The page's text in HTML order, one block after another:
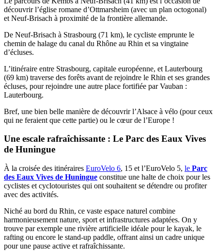
découvrir l’église romane d’Ottmarsheim (avec un plan octogonal)
et Neuf-Brisach à proximité de la frontière allemande.
De Neuf-Brisach à Strasbourg (71 km), le cycliste emprunte le
chemin de halage du canal du Rhône au Rhin et sa vingtaine
d’écluses.
L’itinéraire entre Strasbourg, capitale européenne, et Lauterbourg
(69 km) traverse des forêts avant de rejoindre le Rhin et ses grandes
écluses, pour rejoindre une autre place fortifiée par Vauban :
Lauterbourg.
Bref, une bien belle manière de découvrir l’Alsace à vélo (pour ceux
qui ne feraient que cette partie) ou le cœur de l’Europe !
Une escale rafraîchissante : Le Parc des Eaux Vives
de Huningue
À la croisée des itinéraires EuroVelo 6, 15 et l’EuroVelo 5, le Parc
des Eaux Vives de Huningue constitue une halte de choix pour les
cyclistes et cyclotouristes qui ont souhaitent se détendre ou profiter
avec des activités.
Niché au bord du Rhin, ce vaste espace naturel combine
harmonieusement nature, sport et infrastructures adaptées. On y
trouve par exemple une rivière artificielle idéale pour le kayak, le
rafting ou encore le stand-up paddle, offrant ainsi un cadre unique
pour une pause active et rafraîchissante.